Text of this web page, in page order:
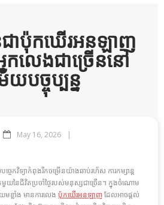
ជាប៉ុកឃើរអនឡាញ
កលេងជាច្រើននៅ
បច្ចុប្បន្ន
May 16, 2026
វិទ្យាកំពុងរីកចម្រើនយ៉ាងឆាប់រហ័ស ការកម្សាន្ត
យនៃជីវិតប្រចាំថ្ងៃរបស់មនុស្សជាច្រើន។ ក្នុងចំណោម
ខ្លាំង មានការលេង ប៉ុកឃើរអនឡាញដែលអាចផ្តល់